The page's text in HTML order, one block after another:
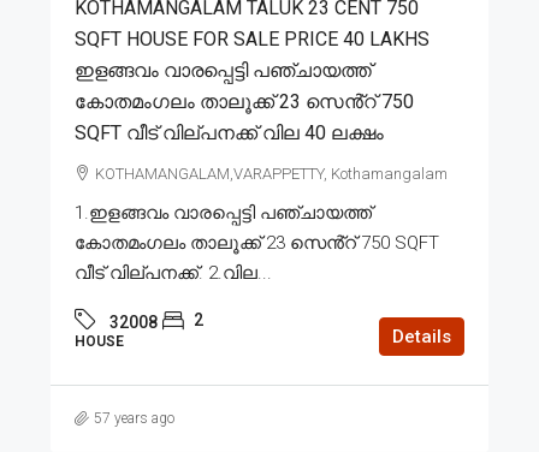
KOTHAMANGALAM TALUK 23 CENT 750
SQFT HOUSE FOR SALE PRICE 40 LAKHS
ഇളങ്ങവം വാരപ്പെട്ടി പഞ്ചായത്ത്
കോതമംഗലം താലൂക്ക് 23 സെൻ്റ് 750
SQFT വീട് വില്പനക്ക് വില 40 ലക്ഷം
KOTHAMANGALAM,VARAPPETTY, Kothamangalam
1.ഇളങ്ങവം വാരപ്പെട്ടി പഞ്ചായത്ത്
കോതമംഗലം താലൂക്ക് 23 സെൻ്റ് 750 SQFT
വീട് വില്പനക്ക്. 2.വില...
32008 2
HOUSE Details
57 years ago